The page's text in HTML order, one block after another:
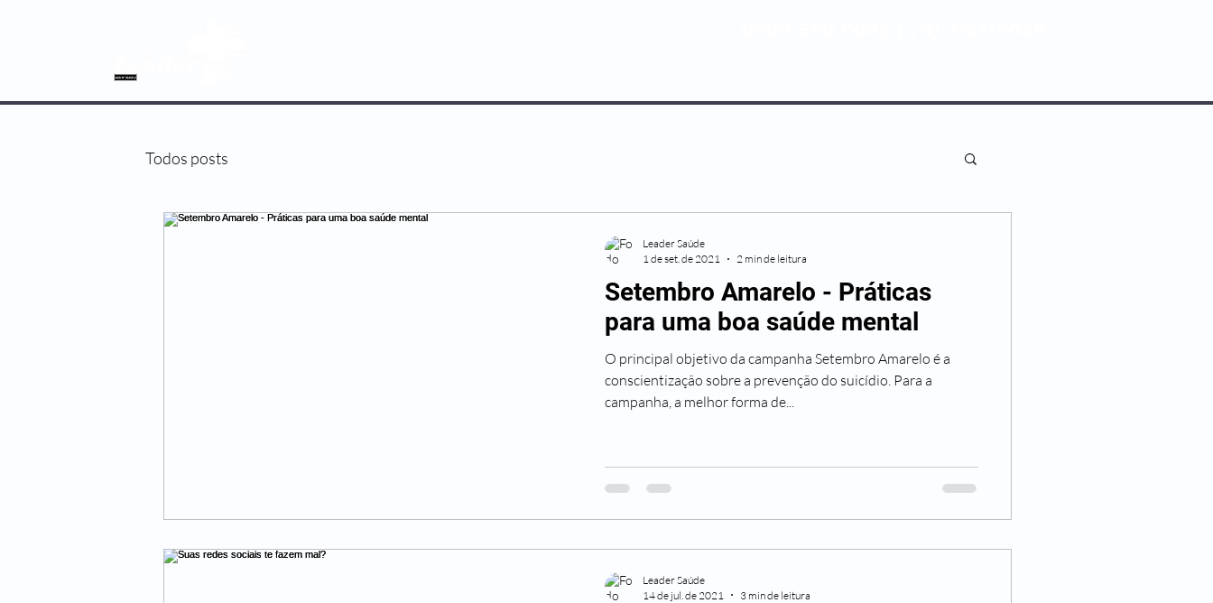
Todos posts
Setembro Amarelo - Práticas
para uma boa saúde mental
O principal objetivo da campanha Setembro Amarelo é a
conscientização sobre a prevenção do suicídio. Para a
campanha, a melhor forma de...
Leader Saúde
1 de set. de 2021
2 min de leitura
Leader Saúde
14 de jul. de 2021
3 min de leitura